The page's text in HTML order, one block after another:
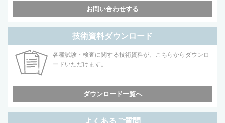
お問い合わせする
技術資料ダウンロード
各種試験・検査に関する技術資料が、こちらからダウンロ
ードいただけます。
ダウンロード一覧へ